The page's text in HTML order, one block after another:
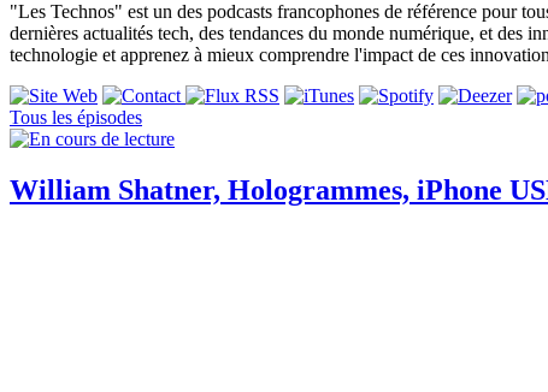
"Les Technos" est un des podcasts francophones de référence pour
dernières actualités tech, des tendances du monde numérique, et des
technologie et apprenez à mieux comprendre l'impact de ces
Tous les épisodes
William Shatner, Hologrammes, iPhone